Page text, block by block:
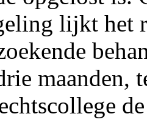
lijkt het
maanden,